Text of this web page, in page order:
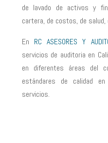
de lavado de activos y
cartera, de costos, de
En RC ASESORES Y
servicios de auditoria en
en diferentes áreas del
estándares de calidad
servicios.